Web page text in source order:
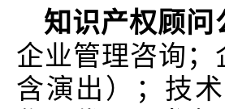
知识产权顾问
企业管理咨询
含演出）；技